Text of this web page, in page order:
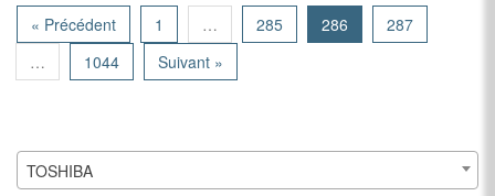
« Précédent 1 … 285 286
287
…
1044 Suivant »
TOSHIBA